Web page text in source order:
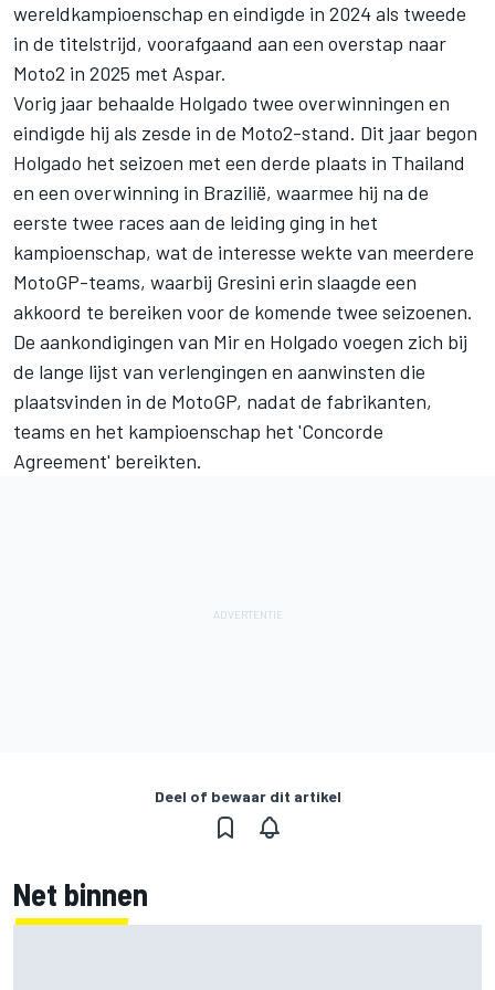
wereldkampioenschap en eindigde in 2024 als tweede
in de titelstrijd, voorafgaand aan een overstap naar
Moto2 in 2025 met Aspar.
Vorig jaar behaalde Holgado twee overwinningen en
eindigde hij als zesde in de Moto2-stand. Dit jaar begon
Holgado het seizoen met een derde plaats in Thailand
en een overwinning in Brazilië, waarmee hij na de
eerste twee races aan de leiding ging in het
kampioenschap, wat de interesse wekte van meerdere
MotoGP-teams, waarbij Gresini erin slaagde een
akkoord te bereiken voor de komende twee seizoenen.
De aankondigingen van Mir en Holgado voegen zich bij
de lange lijst van verlengingen en aanwinsten die
plaatsvinden in de MotoGP, nadat de fabrikanten,
teams en het kampioenschap het 'Concorde
Agreement' bereikten.
Deel of bewaar dit artikel
Net binnen